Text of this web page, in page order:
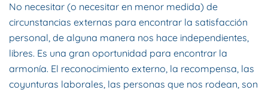
No necesitar (o necesitar en menor medida) de
circunstancias externas para encontrar la satisfacción
personal, de alguna manera nos hace independientes,
libres. Es una gran oportunidad para encontrar la
armonía. El reconocimiento externo, la recompensa, las
coyunturas laborales, las personas que nos rodean, son